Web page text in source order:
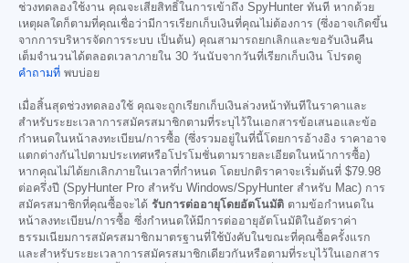
ช่วงทดลองใช้งาน คุณจะเสียสิทธิ์ในการเข้าถึง SpyHunter ทันที หากด้วย
เหตุผลใดก็ตามที่คุณเชื่อว่ามีการเรียกเก็บเงินที่คุณไม่ต้องการ (ซึ่งอาจเกิดขึ้น
จากการบริหารจัดการระบบ เป็นต้น) คุณสามารถยกเลิกและขอรับเงินคืน
เต็มจำนวนได้ตลอดเวลาภายใน 30 วันนับจากวันที่เรียกเก็บเงิน โปรดดู
คำถามที่ พบบ่อย
เมื่อสิ้นสุดช่วงทดลองใช้ คุณจะถูกเรียกเก็บเงินล่วงหน้าทันทีในราคาและ
สำหรับระยะเวลาการสมัครสมาชิกตามที่ระบุไว้ในเอกสารข้อเสนอและข้อ
กำหนดในหน้าลงทะเบียน/การซื้อ (ซึ่งรวมอยู่ในที่นี้โดยการอ้างอิง ราคาอาจ
แตกต่างกันไปตามประเทศหรือโปรโมชั่นตามรายละเอียดในหน้าการซื้อ)
หากคุณไม่ได้ยกเลิกภายในเวลาที่กำหนด โดยปกติราคาจะเริ่มต้นที่ $79.98
ต่อครึ่งปี (SpyHunter Pro สำหรับ Windows/SpyHunter สำหรับ Mac) การ
สมัครสมาชิกที่คุณซื้อจะได้ รับการต่ออายุโดยอัตโนมัติ ตามข้อกำหนดใน
หน้าลงทะเบียน/การซื้อ ซึ่งกำหนดให้มีการต่ออายุอัตโนมัติในอัตราค่า
ธรรมเนียมการสมัครสมาชิกมาตรฐานที่ใช้บังคับในขณะที่คุณซื้อครั้งแรก
และสำหรับระยะเวลาการสมัครสมาชิกเดียวกันหรือตามที่ระบุไว้ในเอกสาร